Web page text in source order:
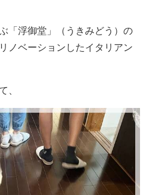
「浮御堂」（うきみどう）の
ノベーションしたイタリアン
、